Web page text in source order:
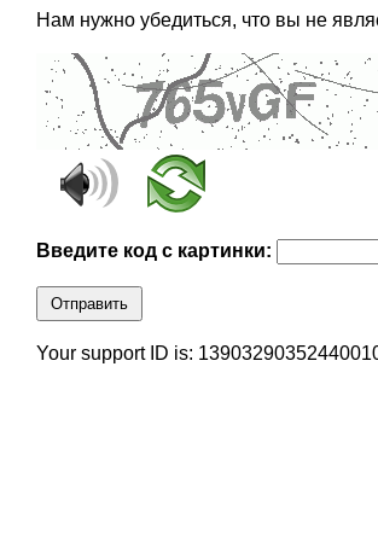
Нам нужно убедиться, что вы не
Введите код с картинки:
Отправить
Your support ID is: